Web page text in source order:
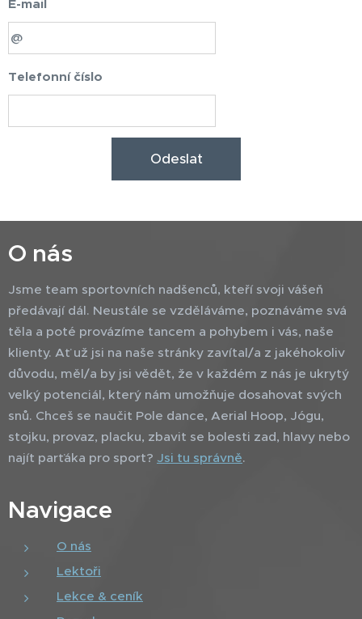
E-mail
Telefonní číslo
Odeslat
O nás
Jsme team sportovních nadšenců, kteří svoji vášeň
předávají dál. Neustále se vzděláváme, poznáváme svá
těla a poté provázíme tancem a pohybem i vás, naše
klienty. Ať už jsi na naše stránky zavítal/a z jakéhokoliv
důvodu, měl/a by jsi vědět, že v každém z nás je ukrytý
velký potenciál, který nám umožňuje dosahovat svých
snů. Chceš se naučit Pole dance, Aerial Hoop, Jógu,
stojku, provaz, placku, zbavit se bolesti zad, hlavy nebo
najít parťáka pro sport? Jsi tu správně.
Navigace
O nás
Lektoři
Lekce & ceník